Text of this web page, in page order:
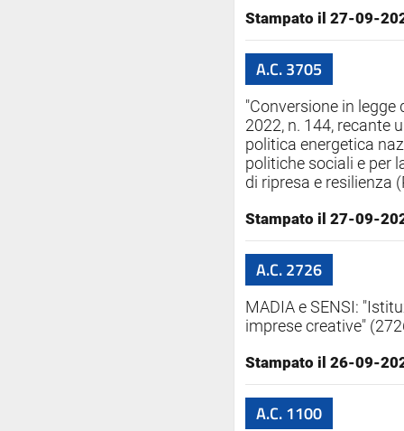
Stampato il 27-09-
A.C. 3705
"Conversione in
2022, n. 144, recante
politica energetica
politiche sociali e per
di ripresa e resilienza
Stampato il 27-09-
A.C. 2726
MADIA e SENSI:
imprese creative"
Stampato il 26-09-
A.C. 1100